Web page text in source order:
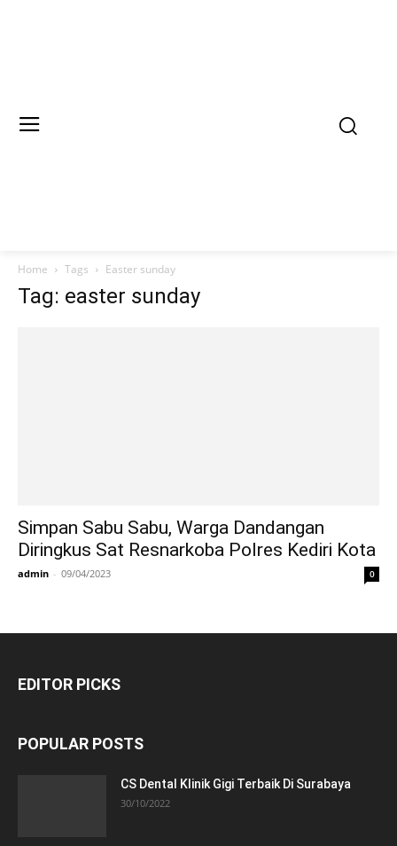
Home Tags Easter sunday
Tag: easter sunday
Simpan Sabu Sabu, Warga Dandangan
Diringkus Sat Resnarkoba Polres Kediri Kota
admin - 09/04/2023 0
EDITOR PICKS
POPULAR POSTS
CS Dental Klinik Gigi Terbaik Di Surabaya
30/10/2022